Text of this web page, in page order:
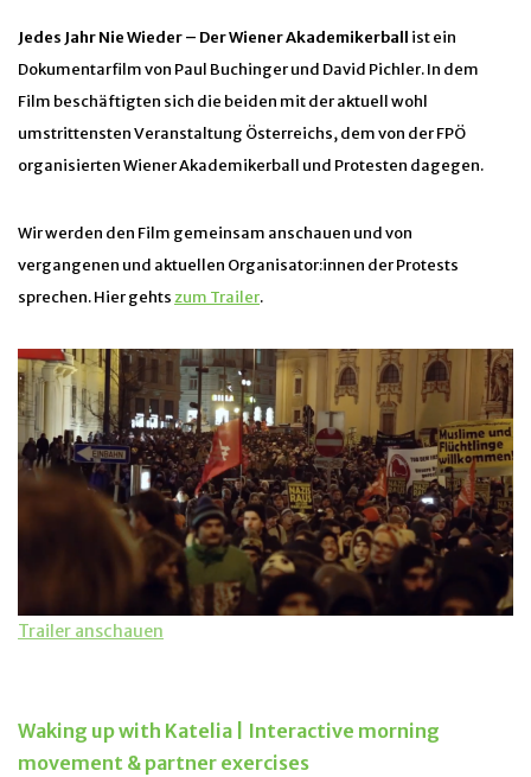
Jedes Jahr Nie Wieder – Der Wiener Akademikerball ist ein
Dokumentarfilm von Paul Buchinger und David Pichler. In dem
Film beschäftigten sich die beiden mit der aktuell wohl
umstrittensten Veranstaltung Österreichs, dem von der FPÖ
organisierten Wiener Akademikerball und Protesten dagegen.
Wir werden den Film gemeinsam anschauen und von
vergangenen und aktuellen Organisator:innen der Protests
sprechen. Hier gehtszum Trailer.
Trailer anschauen
Waking up with Katelia | Interactive morning
movement & partner exercises